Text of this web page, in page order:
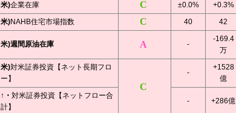
米)企業在庫 ±0.0%
+0.3%
米)NAHB住宅市場指数 40 42
米)週間原油在庫 -
-169.4
万
米)対米証券投資【ネット長期フロ
ー】
-
+1528
億
↑・ 対米証券投資【ネットフロー合
計】
- +286億